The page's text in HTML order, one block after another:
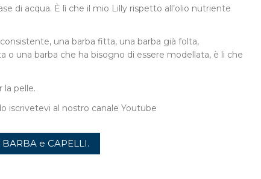
di acqua. È lì che il mio Lilly rispetto all’olio nutriente
una barba fitta, una barba già folta,
una barba che ha bisogno di essere modellata, è li che
pelle.
iscrivetevi al nostro canale Youtube
e CAPELLI.